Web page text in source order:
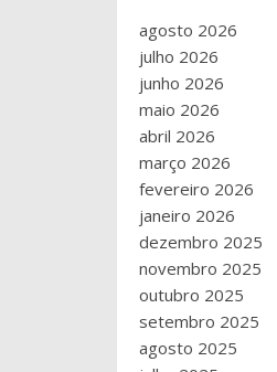
agosto 2026
julho 2026
junho 2026
maio 2026
abril 2026
março 2026
fevereiro 2026
janeiro 2026
dezembro 2025
novembro 2025
outubro 2025
setembro 2025
agosto 2025